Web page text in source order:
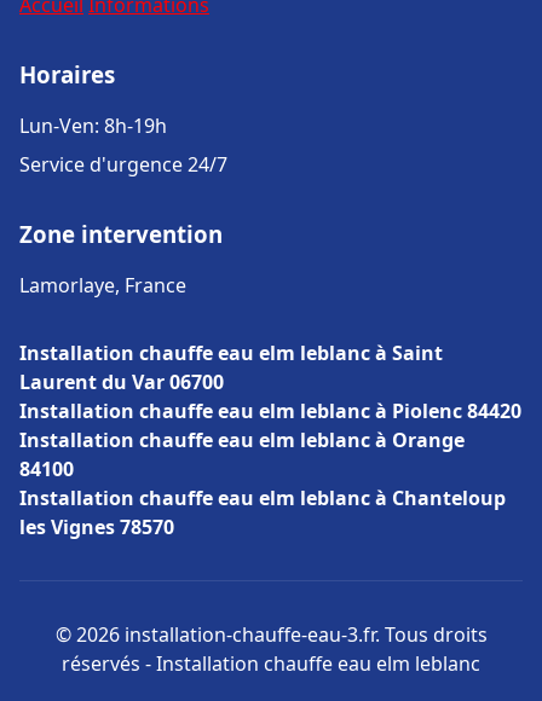
Horaires
Lun-Ven: 8h-19h
Service d'urgence 24/7
Zone intervention
Lamorlaye, France
Installation chauffe eau elm leblanc à Saint
Laurent du Var 06700
Installation chauffe eau elm leblanc à Piolenc 84420
Installation chauffe eau elm leblanc à Orange
84100
Installation chauffe eau elm leblanc à Chanteloup
les Vignes 78570
© 2026 installation-chauffe-eau-3.fr. Tous droits
réservés - Installation chauffe eau elm leblanc